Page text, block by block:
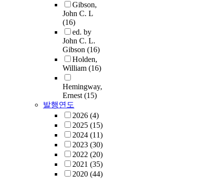
Gibson,
John C. L
(16)
ed. by
John C. L.
Gibson (16)
Holden,
William (16)
Hemingway,
Ernest(15)
발행연도
2026 (4)
2025 (15)
2024 (11)
2023 (30)
2022 (20)
2021 (35)
2020 (44)